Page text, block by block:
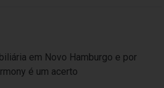
em Novo Hamburgo e por
é um acerto